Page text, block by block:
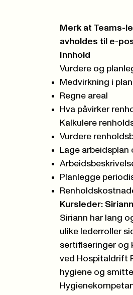
Merk at Teams-
avholdes til e-
Innhold
Vurdere og
Medvirkning i
Regne areal
Hva påvirker
Kalkulere
Vurdere
Lage
Planlegge
Kursleder:
Siriann har lang
ulike lederroller
sertifiseringer og
ved Hospitaldrift
hygiene og